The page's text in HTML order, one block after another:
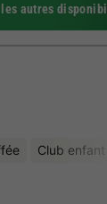
autres
Club enfant